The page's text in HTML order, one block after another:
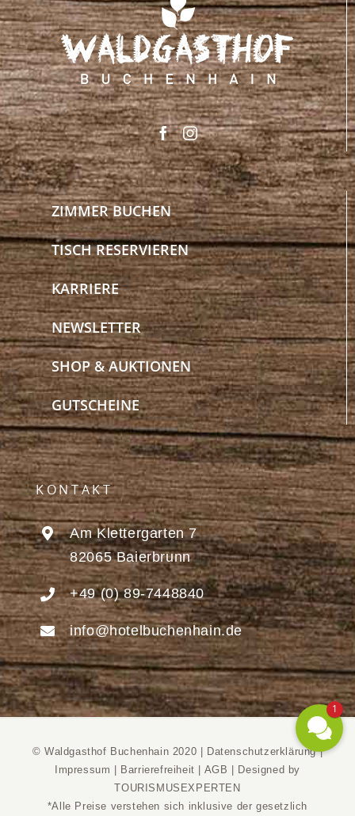
ZIMMER BUCHEN
TISCH RESERVIEREN
KARRIERE
NEWSLETTER
SHOP & AUKTIONEN
GUTSCHEINE
KONTAKT
Am Klettergarten 7
82065 Baierbrunn
+49 (0) 89-7448840
info@hotelbuchenhain.de
© Waldgasthof Buchenhain 2020 | Datenschutzerklärung|
Impressum
Barrierefreiheit AGB
Designed by
TOURISMUSEXPERTEN
*Alle Preise verstehen sich inklusive der gesetzlich
1